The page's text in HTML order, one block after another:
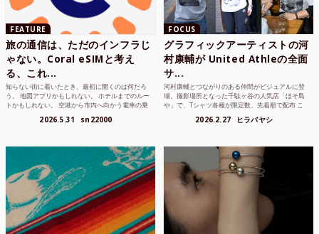
FEATURE
旅の通信は、ただのインフラじ
ゃない。Coral eSIMと考え
る、これ...
知らない街に着いたとき、最初に開くのは何だろ
う。 地図アプリかもしれない。 ホテルまでのルー
トかもしれない。 空港から市内へ向かう電車の乗
2026.5.31 sn22000
FOCUS
グラフィックアーティストの河
村康輔が United Athleの全面
サ...
河村康輔とつながりのある仲間がビジュアルに登
場。撮影場所となった千駄ヶ谷の人気店「ほそ島
や」で、Tシャツ各種が限定数、先着順で配布 こ
2026.2.27 ヒラバヤシ